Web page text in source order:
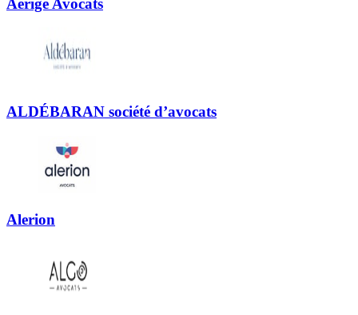
ALDÉBARAN société d’avocats
Alerion